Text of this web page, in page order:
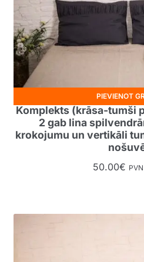
Komplekts (krāsa-tumši
2 gab lina
krokojumu un vertikāli
50.00€
PIEVIENOT